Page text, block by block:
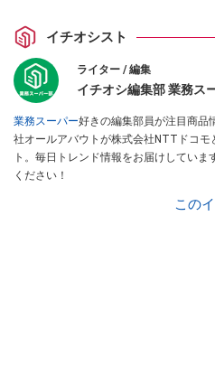
イチオシスト
ライター / 編集
イチオシ編集部 業務ス
業務スーパー好きの編集部員が注目商品
社オールアバウトが株式会社NTTドコモ
ト。毎日トレンド情報をお届けしていま
ください！
この